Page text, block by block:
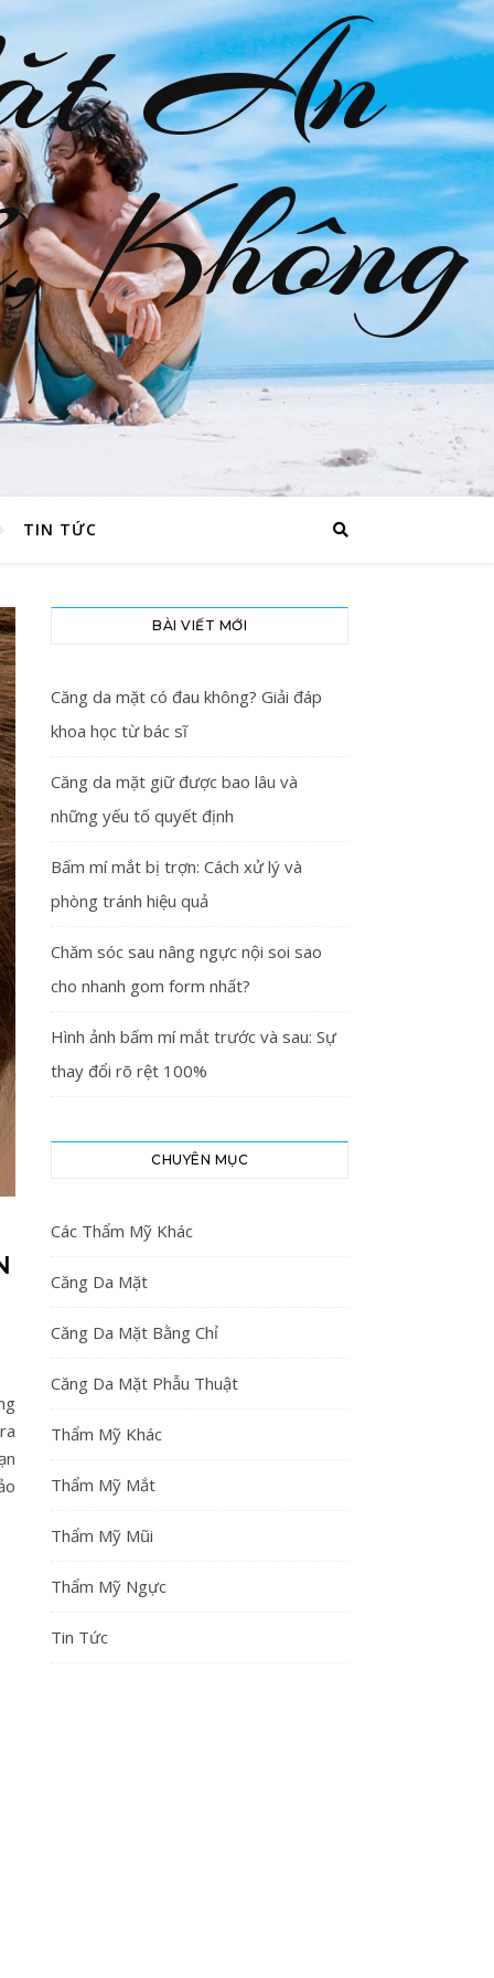
An
Không
TIN TỨC
BÀI VIẾT MỚI
Căng da mặt có đau không? Giải đáp
khoa học từ bác sĩ
Căng da mặt giữ được bao lâu và
những yếu tố quyết định
Bấm mí mắt bị trợn: Cách xử lý và
phòng tránh hiệu quả
Chăm sóc sau nâng ngực nội soi sao
cho nhanh gom form nhất?
Hình ảnh bấm mí mắt trước và sau: Sự
thay đổi rõ rệt 100%
CHUYÊN MỤC
Các Thẩm Mỹ Khác
Căng Da Mặt
Căng Da Mặt Bằng Chỉ
Căng Da Mặt Phẫu Thuật
Thẩm Mỹ Khác
Thẩm Mỹ Mắt
Thẩm Mỹ Mũi
Thẩm Mỹ Ngực
Tin Tức